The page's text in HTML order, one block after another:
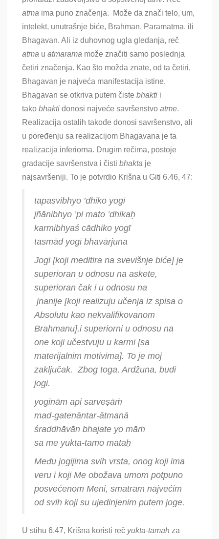
atma ima puno značenja. Može da znači telo, um,
intelekt, unutrašnje biće, Brahman, Paramatma, ili
Bhagavan. Ali iz duhovnog ugla gledanja, reč
atma u atmarama može značiti samo poslednja
četiri značenja. Kao što možda znate, od ta četiri,
Bhagavan je najveća manifestacija istine.
Bhagavan se otkriva putem čiste bhakti i
tako bhakti donosi najveće savršenstvo atme.
Realizacija ostalih takođe donosi savršenstvo, ali
u poređenju sa realizacijom Bhagavana je ta
realizacija inferiorna. Drugim rečima, postoje
gradacije savršenstva i čisti bhakta je
najsavršeniji. To je potvrdio Krišna u Giti 6.46, 47:
tapasvibhyo ’dhiko yogī
jñānibhyo ’pi mato ’dhikaḥ
karmibhyaś cādhiko yogī
tasmād yogī bhavārjuna
Jogi [koji meditira na svevišnje biće] je
superioran u odnosu na askete,
superioran čak i u odnosu na
jnanije [koji realizuju učenja iz spisa o
Absolutu kao nekvalifikovanom
Brahmanu],i superiorni u odnosu na
one koji učestvuju u karmi [sa
materijalnim motivima]. To je moj
zaključak. Zbog toga, Ardžuna, budi
jogi.
yoginām api sarveṣāṁ
mad-gatenāntar-ātmanā
śraddhāvān bhajate yo māṁ
sa me yukta-tamo mataḥ
Među jogijima svih vrsta, onog koji ima
veru i koji Me obožava umom potpuno
posvećenom Meni, smatram najvećim
od svih koji su ujedinjenim putem joge.
U stihu 6.47, Krišna koristi reč yukta-tamah za